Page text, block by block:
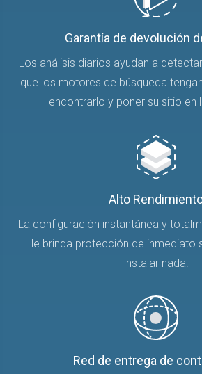
Garantía de devolución
Los análisis diarios ayudan a
que los motores de búsqueda
encontrarlo y poner su sitio en
Alto
La configuración instantánea y
le brinda protección de inmediato
instalar nada.
Red de entrega de